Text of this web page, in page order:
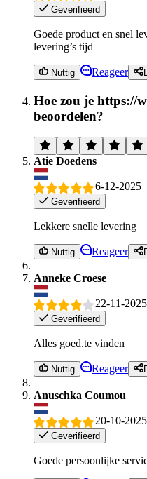
Geverifieerd
Goede product en snel
levering’s tijd
Nuttig Reageer
Hoe zou je https://
beoordelen?
Atie Doedens
6-12-2025
Geverifieerd
Lekkere snelle levering
Nuttig Reageer
Anneke Croese
22-11-2025
Geverifieerd
Alles goed.te vinden
Nuttig Reageer
Anuschka Coumou
20-10-2025
Geverifieerd
Goede persoonlijke